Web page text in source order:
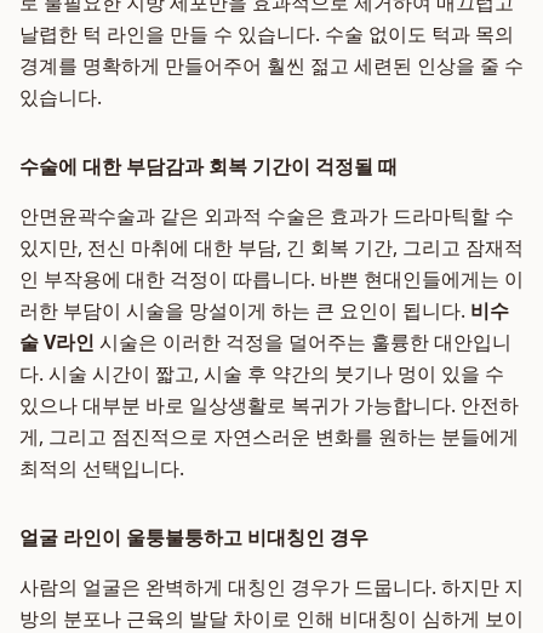
날렵한 턱 라인을 만들 수 있습니다. 수술 없이도 턱과 목의
경계를 명확하게 만들어주어 훨씬 젊고 세련된 인상을 줄 수
있습니다.
수술에 대한 부담감과 회복 기간이 걱정될 때
안면윤곽수술과 같은 외과적 수술은 효과가 드라마틱할 수
있지만, 전신 마취에 대한 부담, 긴 회복 기간, 그리고 잠재적
인 부작용에 대한 걱정이 따릅니다. 바쁜 현대인들에게는 이
러한 부담이 시술을 망설이게 하는 큰 요인이 됩니다. 비수
술 V라인 시술은 이러한 걱정을 덜어주는 훌륭한 대안입니
다. 시술 시간이 짧고, 시술 후 약간의 붓기나 멍이 있을 수
있으나 대부분 바로 일상생활로 복귀가 가능합니다. 안전하
게, 그리고 점진적으로 자연스러운 변화를 원하는 분들에게
최적의 선택입니다.
얼굴 라인이 울퉁불퉁하고 비대칭인 경우
사람의 얼굴은 완벽하게 대칭인 경우가 드뭅니다. 하지만 지
방의 분포나 근육의 발달 차이로 인해 비대칭이 심하게 보이